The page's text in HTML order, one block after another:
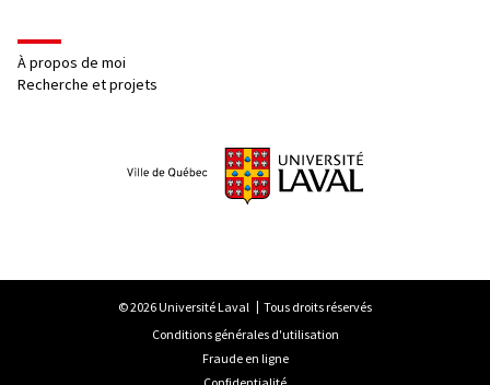
À propos de moi
Recherche et projets
© 2026 Université Laval
Tous droits réservés
Conditions générales d'utilisation
Fraude en ligne